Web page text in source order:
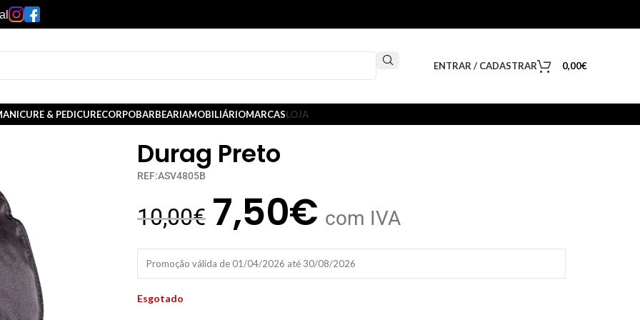
ENTRAR / CADASTRAR 0,00€
& PEDICURECORPOBARBEARIAMOBILIÁRIOMARCASLOJA
Durag Preto
REF:ASV4805B
10,00€ 7,50€ com IVA
Promoção válida de 01/04/2026 até 30/08/2026
Esgotado